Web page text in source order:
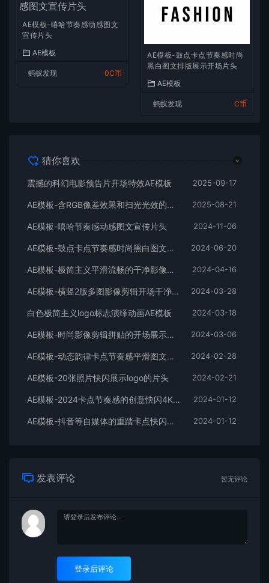
AE模板-嘻哈节奏感动感图文
宣传片头
AE模板
蚂蚁发现 0C币
AE模板-鼓点卡点节奏感时尚
黑白图文排版展示开场片头
AE模板
蚂蚁发现 C币
猜你喜欢
震撼的科幻电影预告片开场特效AE模板 2025-09-17
AE模板-含RGB像差效果和扫光光效的快速logo开场 2025-08-21
AE模板-嘻哈节奏感动感图文宣传片头 2024-11-06
AE模板-鼓点卡点节奏感时尚黑白图文排版展示开场片头 2024-06-20
AE模板-极简主义平滑流畅的干净影像排版展示开场 2024-04-16
AE模板-横竖2版多图影像剪辑开场干净平滑时尚片头 2024-03-28
白色极简主义logo标志演绎动画AE模板 2024-03-18
AE模板-时尚影像剪辑拼贴的开场展示片头 2024-03-06
AE模板-动态韵律卡点节奏感平滑图文拼贴宣传片头 2024-02-28
AE模板-20张照片快闪展示logo的片头 2024-02-21
AE模板-2024卡点节奏感的创意快闪4K宣传片头 2024-01-12
AE模板-抖音等自媒体的重踏卡点快闪宣传开场 2024-01-12
发表评论 暂无评论
登录后评论